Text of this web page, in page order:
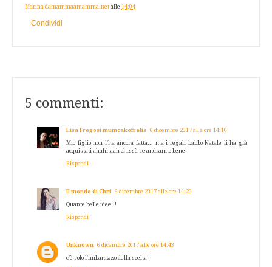
Marina damammaamamma.net alle 14:04
Condividi
5 commenti:
Lisa Fregosi mumcakefrelis 6 dicembre 2017 alle ore 14:16
Mio figlio non l'ha ancora fatta... ma i regali babbo Natale li ha già
acquistati ahahhaah chissà se andranno bene!
Rispondi
Il mondo di Chri 6 dicembre 2017 alle ore 14:20
Quante belle idee!!!
Rispondi
Unknown 6 dicembre 2017 alle ore 14:43
c'è solo l'imbarazzo della scelta!